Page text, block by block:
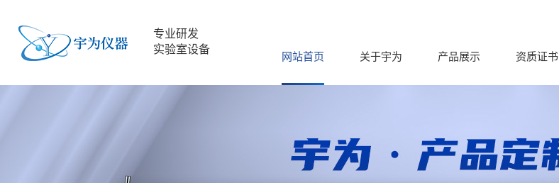
专业研发
实验室设备
网站首页 关于宇为 产品展示 资质证书